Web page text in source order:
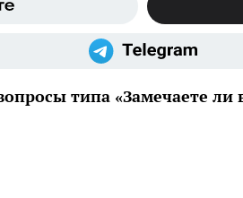
типа «Замечаете ли